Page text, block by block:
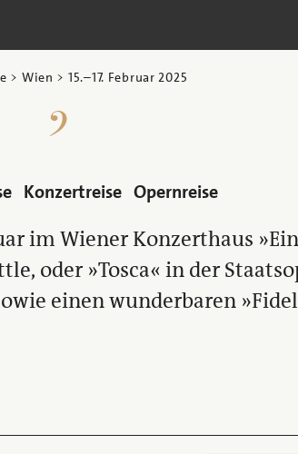
> Wien > 15.–17. Februar 2025
Konzertreise Opernreise
im Wiener Konzerthaus
oder »Tosca« in der
einen wunderbaren